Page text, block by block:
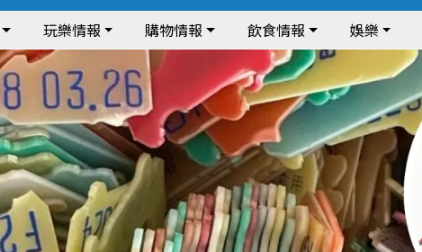
玩樂情報 購物情報 飲食情報 娛樂